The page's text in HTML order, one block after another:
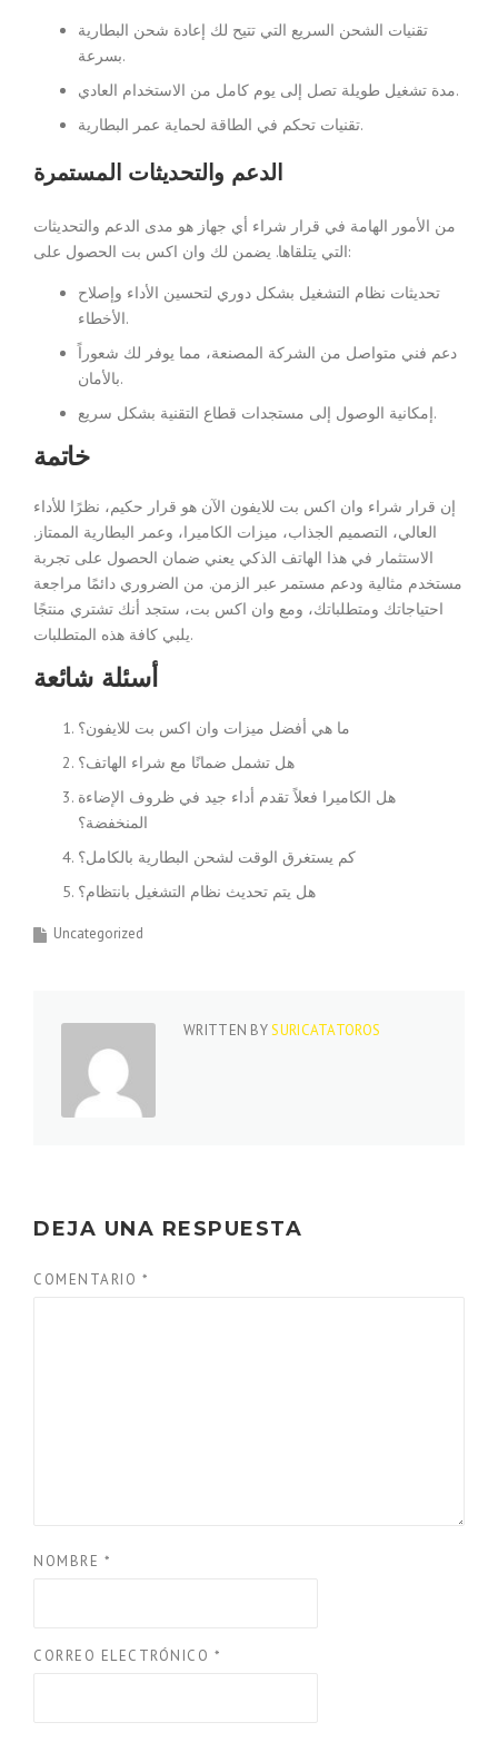
تقنيات الشحن السريع التي تتيح لك إعادة شحن البطارية
بسرعة.
مدة تشغيل طويلة تصل إلى يوم كامل من الاستخدام العادي.
تقنيات تحكم في الطاقة لحماية عمر البطارية.
الدعم والتحديثات المستمرة
من الأمور الهامة في قرار شراء أي جهاز هو مدى الدعم والتحديثات
التي يتلقاها. يضمن لك وان اكس بت الحصول على:
تحديثات نظام التشغيل بشكل دوري لتحسين الأداء وإصلاح
الأخطاء.
دعم فني متواصل من الشركة المصنعة، مما يوفر لك شعوراً
بالأمان.
إمكانية الوصول إلى مستجدات قطاع التقنية بشكل سريع.
خاتمة
إن قرار شراء وان اكس بت للايفون الآن هو قرار حكيم، نظرًا للأداء
العالي، التصميم الجذاب، ميزات الكاميرا، وعمر البطارية الممتاز.
الاستثمار في هذا الهاتف الذكي يعني ضمان الحصول على تجربة
مستخدم مثالية ودعم مستمر عبر الزمن. من الضروري دائمًا مراجعة
احتياجاتك ومتطلباتك، ومع وان اكس بت، ستجد أنك تشتري منتجًا
يلبي كافة هذه المتطلبات.
أسئلة شائعة
ما هي أفضل ميزات وان اكس بت للايفون؟
هل تشمل ضمانًا مع شراء الهاتف؟
هل الكاميرا فعلاً تقدم أداء جيد في ظروف الإضاءة
المنخفضة؟
كم يستغرق الوقت لشحن البطارية بالكامل؟
هل يتم تحديث نظام التشغيل بانتظام؟
Uncategorized
WRITTEN BYSURICATATOROS
DEJA UNA RESPUESTA
COMENTARIO *
NOMBRE *
CORREO ELECTRÓNICO *